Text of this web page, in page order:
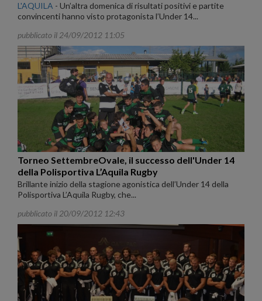
L'AQUILA - Un’altra domenica di risultati positivi e partite
convincenti hanno visto protagonista l’Under 14...
pubblicato il 24/09/2012 11:05
Torneo SettembreOvale, il successo dell'Under 14
della Polisportiva L’Aquila Rugby
Brillante inizio della stagione agonistica dell’Under 14 della
Polisportiva L’Aquila Rugby, che...
pubblicato il 20/09/2012 12:43